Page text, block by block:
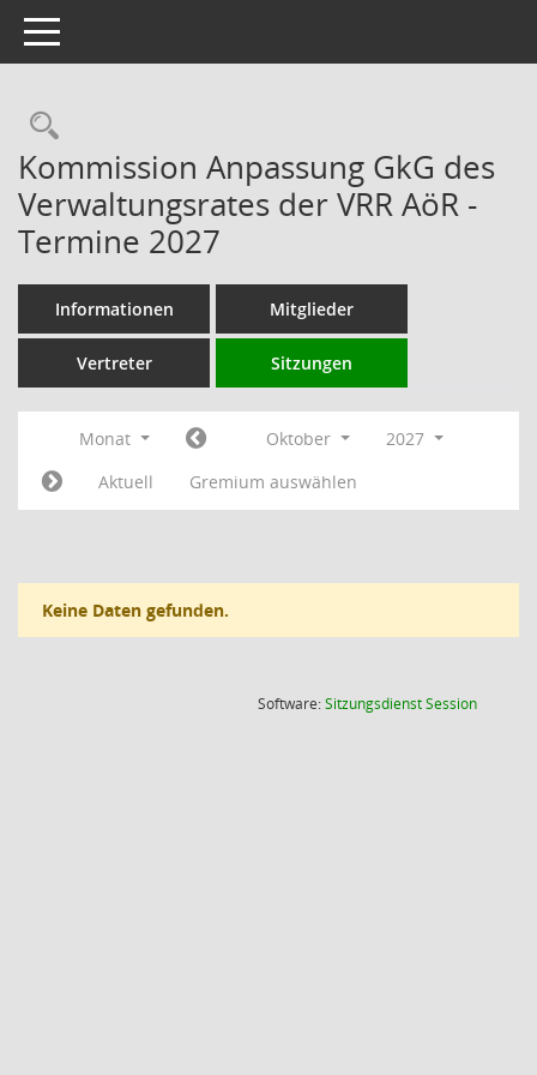
Toggle navigation
Rechercheauswahl
Kommission Anpassung GkG des
Verwaltungsrates der VRR AöR -
Termine 2027
Informationen Mitglieder
Vertreter Sitzungen
Monat Oktober
2027
Aktuell
Gremium auswählen
Keine Daten gefunden.
Software:SitzungsdienstSession(Wird in